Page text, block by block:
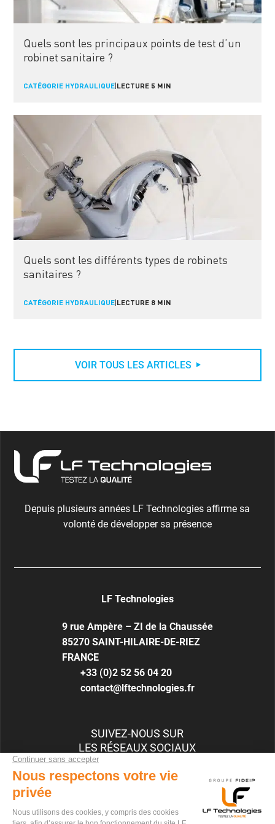
Quels sont les principaux points de test d’un
robinet sanitaire ?
CATÉGORIE HYDRAULIQUE|LECTURE 5 MIN
Quels sont les différents types de robinets
sanitaires ?
CATÉGORIE HYDRAULIQUE|LECTURE 8 MIN
VOIR TOUS LES ARTICLES
Depuis plusieurs années LF Technologies affirme sa
volonté de développer sa présence
LF Technologies
9 rue Ampère – ZI de la Chaussée
85270 SAINT-HILAIRE-DE-RIEZ
FRANCE
+33 (0)2 52 56 04 20
contact@lftechnologies.fr
SUIVEZ-NOUS SUR
LES RÉSEAUX SOCIAUX
RECRUTEMENT